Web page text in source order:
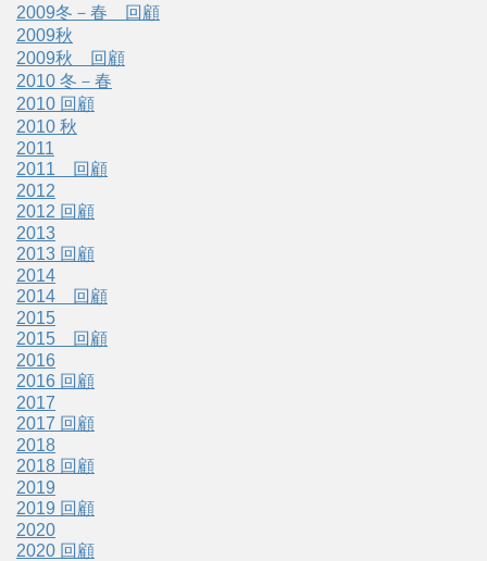
2009冬－春 回顧
2009秋
2009秋 回顧
2010 冬－春
2010 回顧
2010 秋
2011
2011 回顧
2012
2012 回顧
2013
2013 回顧
2014
2014 回顧
2015
2015 回顧
2016
2016 回顧
2017
2017 回顧
2018
2018 回顧
2019
2019 回顧
2020
2020 回顧